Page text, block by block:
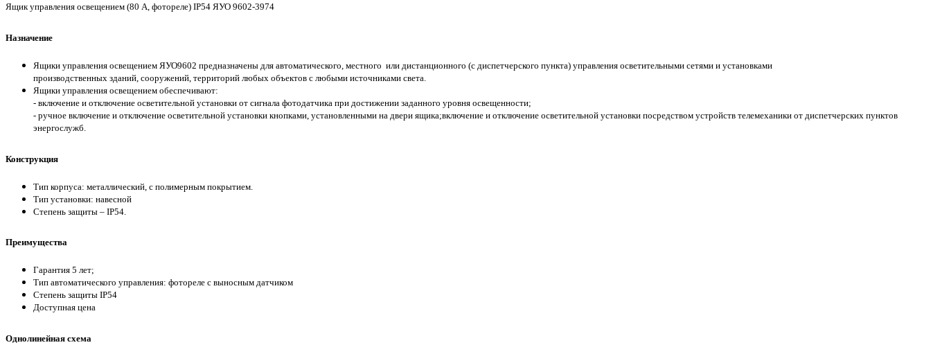
Ящик управления освещением (80 А, фотореле) IP54 ЯУО 9602-3974
Назначение
Ящики управления освещением ЯУО9602 предназначены для автоматического, местного или дистанционного (с диспетчерского пункта) управления осветительными сетями и установками
производственных зданий, сооружений, территорий любых объектов с любыми источниками света.
Ящики управления освещением обеспечивают:
- включение и отключение осветительной установки от сигнала фотодатчика при достижении заданного уровня освещенности;
- ручное включение и отключение осветительной установки кнопками, установленными на двери ящика;включение и отключение осветительной установки посредством устройств телемеханики от диспетчерских пунктов
энергослужб.
Конструкция
Тип корпуса: металлический, с полимерным покрытием.
Тип установки: навесной
Степень защиты – IP54.
Преимущества
Гарантия 5 лет;
Тип автоматического управления: фотореле с выносным датчиком
Степень защиты IP54
Доступная цена
Однолинейная схема